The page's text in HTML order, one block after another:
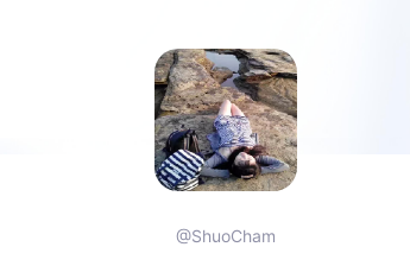
@ShuoCham